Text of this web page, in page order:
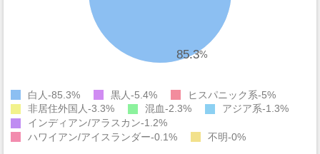
85.3%
白人 85.3% 黒人 5.4% ヒスパニック系 5%
非居住外国人 3.3% 混血 2.3% アジア系 1.3%
インディアン/アラスカン 1.2%
ハワイアン/アイスランダー 0.1% 不明 0%